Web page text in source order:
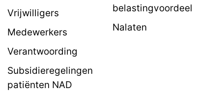
Vrijwilligers
Medewerkers
Verantwoording
Subsidieregelingen
patiënten NAD
belastingvoordeel
Nalaten